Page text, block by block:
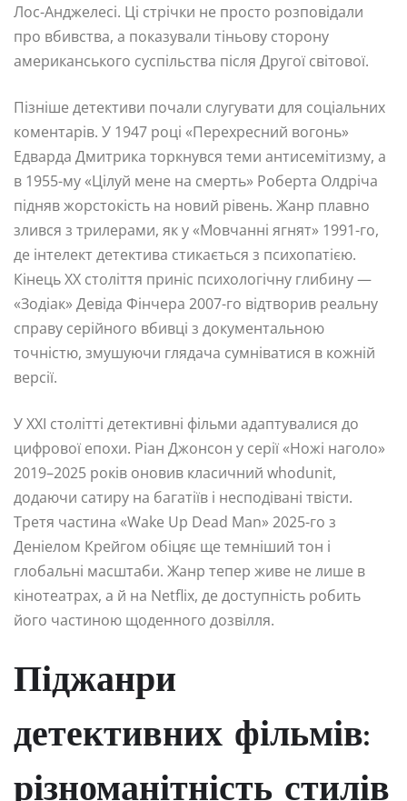
Лос-Анджелесі. Ці стрічки не просто розповідали
про вбивства, а показували тіньову сторону
американського суспільства після Другої світової.
Пізніше детективи почали слугувати для соціальних
коментарів. У 1947 році «Перехресний вогонь»
Едварда Дмитрика торкнувся теми антисемітизму, а
в 1955-му «Цілуй мене на смерть» Роберта Олдріча
підняв жорстокість на новий рівень. Жанр плавно
злився з трилерами, як у «Мовчанні ягнят» 1991-го,
де інтелект детектива стикається з психопатією.
Кінець XX століття приніс психологічну глибину —
«Зодіак» Девіда Фінчера 2007-го відтворив реальну
справу серійного вбивці з документальною
точністю, змушуючи глядача сумніватися в кожній
версії.
У XXI столітті детективні фільми адаптувалися до
цифрової епохи. Ріан Джонсон у серії «Ножі наголо»
2019–2025 років оновив класичний whodunit,
додаючи сатиру на багатіїв і несподівані твісти.
Третя частина «Wake Up Dead Man» 2025-го з
Деніелом Крейгом обіцяє ще темніший тон і
глобальні масштаби. Жанр тепер живе не лише в
кінотеатрах, а й на Netflix, де доступність робить
його частиною щоденного дозвілля.
Піджанри
детективних фільмів:
різноманітність стилів